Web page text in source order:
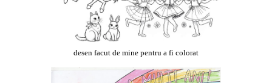
desen facut de mine pentru a fi colorat